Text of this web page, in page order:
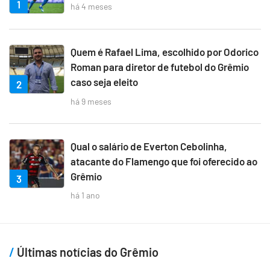
1 há 4 meses
2
Quem é Rafael Lima, escolhido por Odorico
Roman para diretor de futebol do Grêmio
caso seja eleito
há 9 meses
3
Qual o salário de Everton Cebolinha,
atacante do Flamengo que foi oferecido ao
Grêmio
há 1 ano
Últimas notícias do Grêmio